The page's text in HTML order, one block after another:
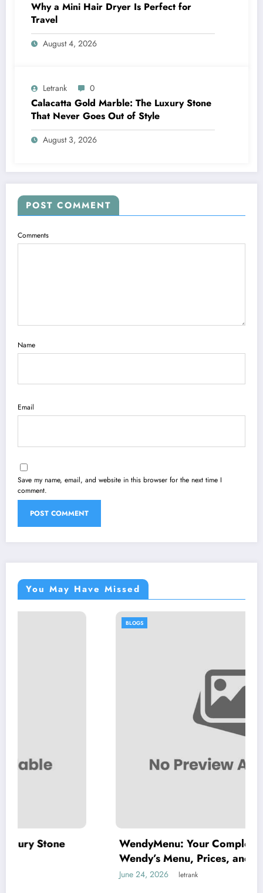
Why a Mini Hair Dryer Is Perfect for
Travel
August 4, 2026
Letrank 0
Calacatta Gold Marble: The Luxury Stone
That Never Goes Out of Style
August 3, 2026
POST COMMENT
Comments
Name
Email
Save my name, email, and website in this browser for the next time I
comment.
You May Have Missed
WendyMenu: Your Complete Guide to
Wendy’s Menu, Prices, and Best Deals
letrank